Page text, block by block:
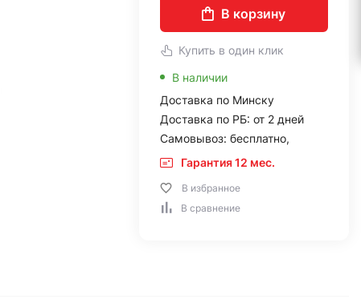
В корзину
Купить в один клик
В наличии
Доставка по Минску
Доставка по РБ: от 2 дней
Самовывоз: бесплатно,
Гарантия 12 мес.
В избранное
В сравнение